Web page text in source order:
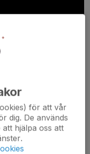
firade den 51:a
varmt tack till alla
som
för att vår
dig. De används
hjälpa oss att